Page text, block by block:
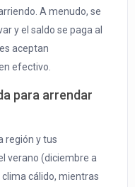
A menudo, se
y el saldo se paga al
aceptan
efectivo.
para arrendar
región y tus
verano (diciembre a
cálido, mientras